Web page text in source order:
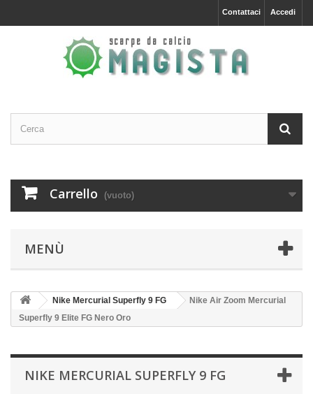
Accedi
Contattaci
Carrello (vuoto)
MENÙ
Nike Mercurial Superfly 9 FG
Nike Air Zoom Mercurial
Superfly 9 Elite FG Nero Oro
NIKE MERCURIAL SUPERFLY 9 FG